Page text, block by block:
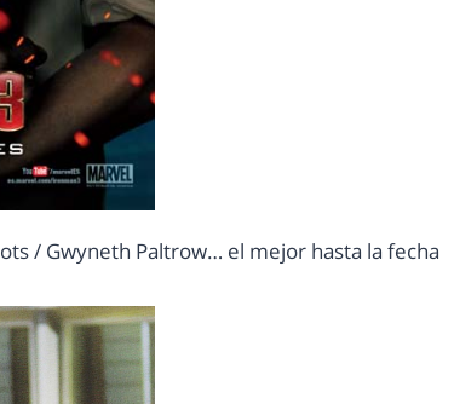
/ Gwyneth Paltrow… el mejor hasta la fecha